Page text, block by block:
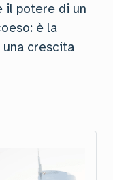
il potere di un
è la
crescita